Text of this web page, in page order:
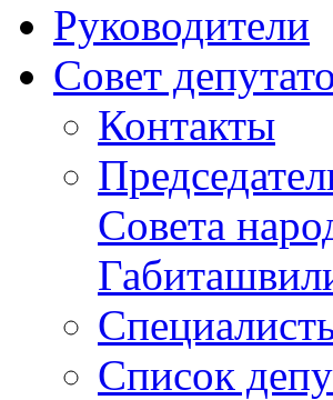
Руководители
Совет
Контакты
Совета
Список